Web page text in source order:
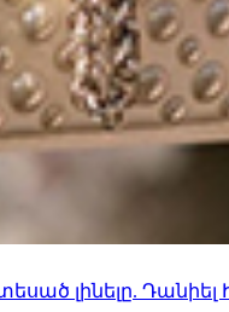
լինելը. Դանիել